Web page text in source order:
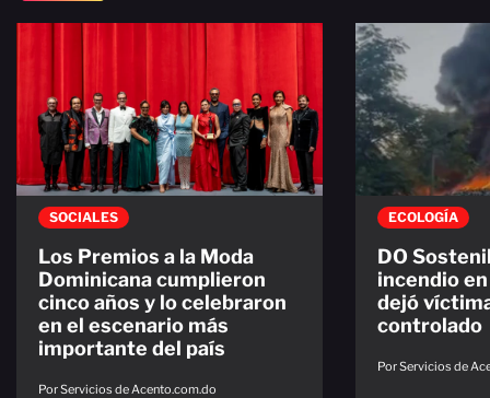
SOCIALES
Los Premios a la Moda
Dominicana cumplieron
cinco años y lo celebraron
en el escenario más
importante del país
Por Servicios de Acento.com.do
ECOLOGÍA
DO
incendio
dejó
controlado
Por Servicios de